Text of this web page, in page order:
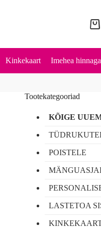
Kinkekaart Imehea hinnaga
Tootekategooriad
KÕIGE
POISTELE
LASTETOA